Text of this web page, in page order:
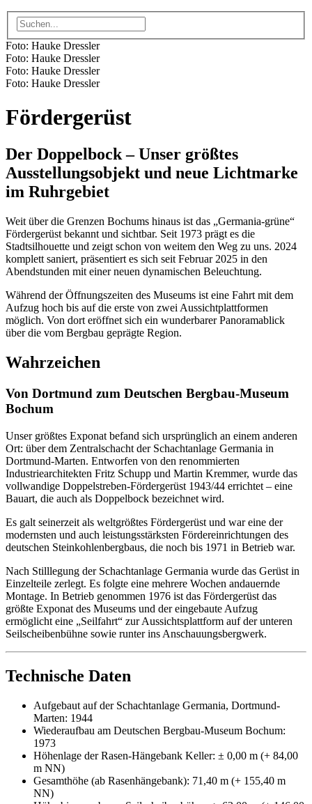
Foto: Hauke Dressler
Foto: Hauke Dressler
Foto: Hauke Dressler
Foto: Hauke Dressler
Fördergerüst
Der Doppelbock – Unser größtes
Ausstellungsobjekt und neue Lichtmarke
im Ruhrgebiet
Weit über die Grenzen Bochums hinaus ist das „Germania-grüne“
Fördergerüst bekannt und sichtbar. Seit 1973 prägt es die
Stadtsilhouette und zeigt schon von weitem den Weg zu uns. 2024
komplett saniert, präsentiert es sich seit Februar 2025 in den
Abendstunden mit einer neuen dynamischen Beleuchtung.
Während der Öffnungszeiten des Museums ist eine Fahrt mit dem
Aufzug hoch bis auf die erste von zwei Aussichtplattformen
möglich. Von dort eröffnet sich ein wunderbarer Panoramablick
über die vom Bergbau geprägte Region.
Wahrzeichen
Von Dortmund zum Deutschen Bergbau-Museum
Bochum
Unser größtes Exponat befand sich ursprünglich an einem anderen
Ort: über dem Zentralschacht der Schachtanlage Germania in
Dortmund-Marten. Entworfen von den renommierten
Industriearchitekten Fritz Schupp und Martin Kremmer, wurde das
vollwandige Doppelstreben-Fördergerüst 1943/44 errichtet – eine
Bauart, die auch als Doppelbock bezeichnet wird.
Es galt seinerzeit als weltgrößtes Fördergerüst und war eine der
modernsten und auch leistungsstärksten Fördereinrichtungen des
deutschen Steinkohlenbergbaus, die noch bis 1971 in Betrieb war.
Nach Stilllegung der Schachtanlage Germania wurde das Gerüst in
Einzelteile zerlegt. Es folgte eine mehrere Wochen andauernde
Montage. In Betrieb genommen 1976 ist das Fördergerüst das
größte Exponat des Museums und der eingebaute Aufzug
ermöglicht eine „Seilfahrt“ zur Aussichtsplattform auf der unteren
Seilscheibenbühne sowie runter ins Anschauungsbergwerk.
Technische Daten
Aufgebaut auf der Schachtanlage Germania, Dortmund-
Marten: 1944
Wiederaufbau am Deutschen Bergbau-Museum Bochum:
1973
Höhenlage der Rasen-Hängebank Keller: ± 0,00 m (+ 84,00
m NN)
Gesamthöhe (ab Rasenhängebank): 71,40 m (+ 155,40 m
NN)